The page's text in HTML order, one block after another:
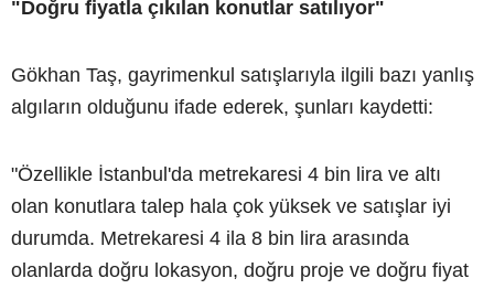
"Doğru fiyatla çıkılan konutlar satılıyor"
Gökhan Taş, gayrimenkul satışlarıyla ilgili bazı yanlış
algıların olduğunu ifade ederek, şunları kaydetti:
"Özellikle İstanbul'da metrekaresi 4 bin lira ve altı
olan konutlara talep hala çok yüksek ve satışlar iyi
durumda. Metrekaresi 4 ila 8 bin lira arasında
olanlarda doğru lokasyon, doğru proje ve doğru fiyat